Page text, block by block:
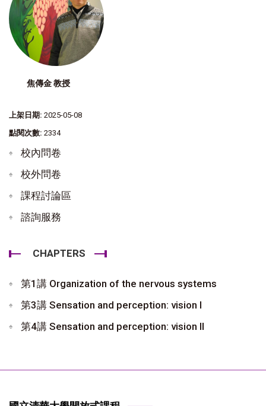
焦傳金 教授
上架日期: 2025-05-08
點閱次數: 2334
校內問卷
校外問卷
課程討論區
諮詢服務
CHAPTERS
第1講 Organization of the nervous systems
第3講 Sensation and perception: vision I
第4講 Sensation and perception: vision II